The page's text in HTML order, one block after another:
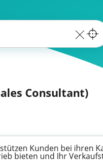
Consultant)
Kunden bei ihren
bieten und Ihr